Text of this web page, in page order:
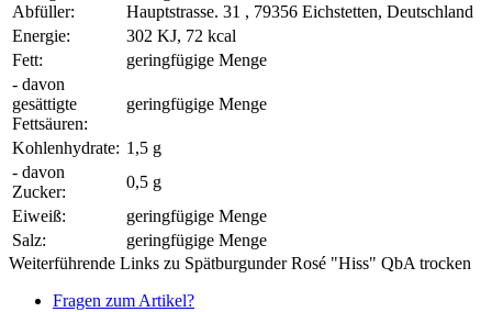
Abfüller:
Hauptstrasse. 31 , 79356 Eichstetten, Deutschland
Energie:
302 KJ, 72 kcal
Fett:
geringfügige Menge
- davon
gesättigte
Fettsäuren:
geringfügige Menge
Kohlenhydrate: 1,5 g
- davon
Zucker:
0,5 g
Eiweiß:
geringfügige Menge
Salz:
geringfügige Menge
Weiterführende Links zu Spätburgunder Rosé "Hiss" QbA trocken
Fragen zum Artikel?